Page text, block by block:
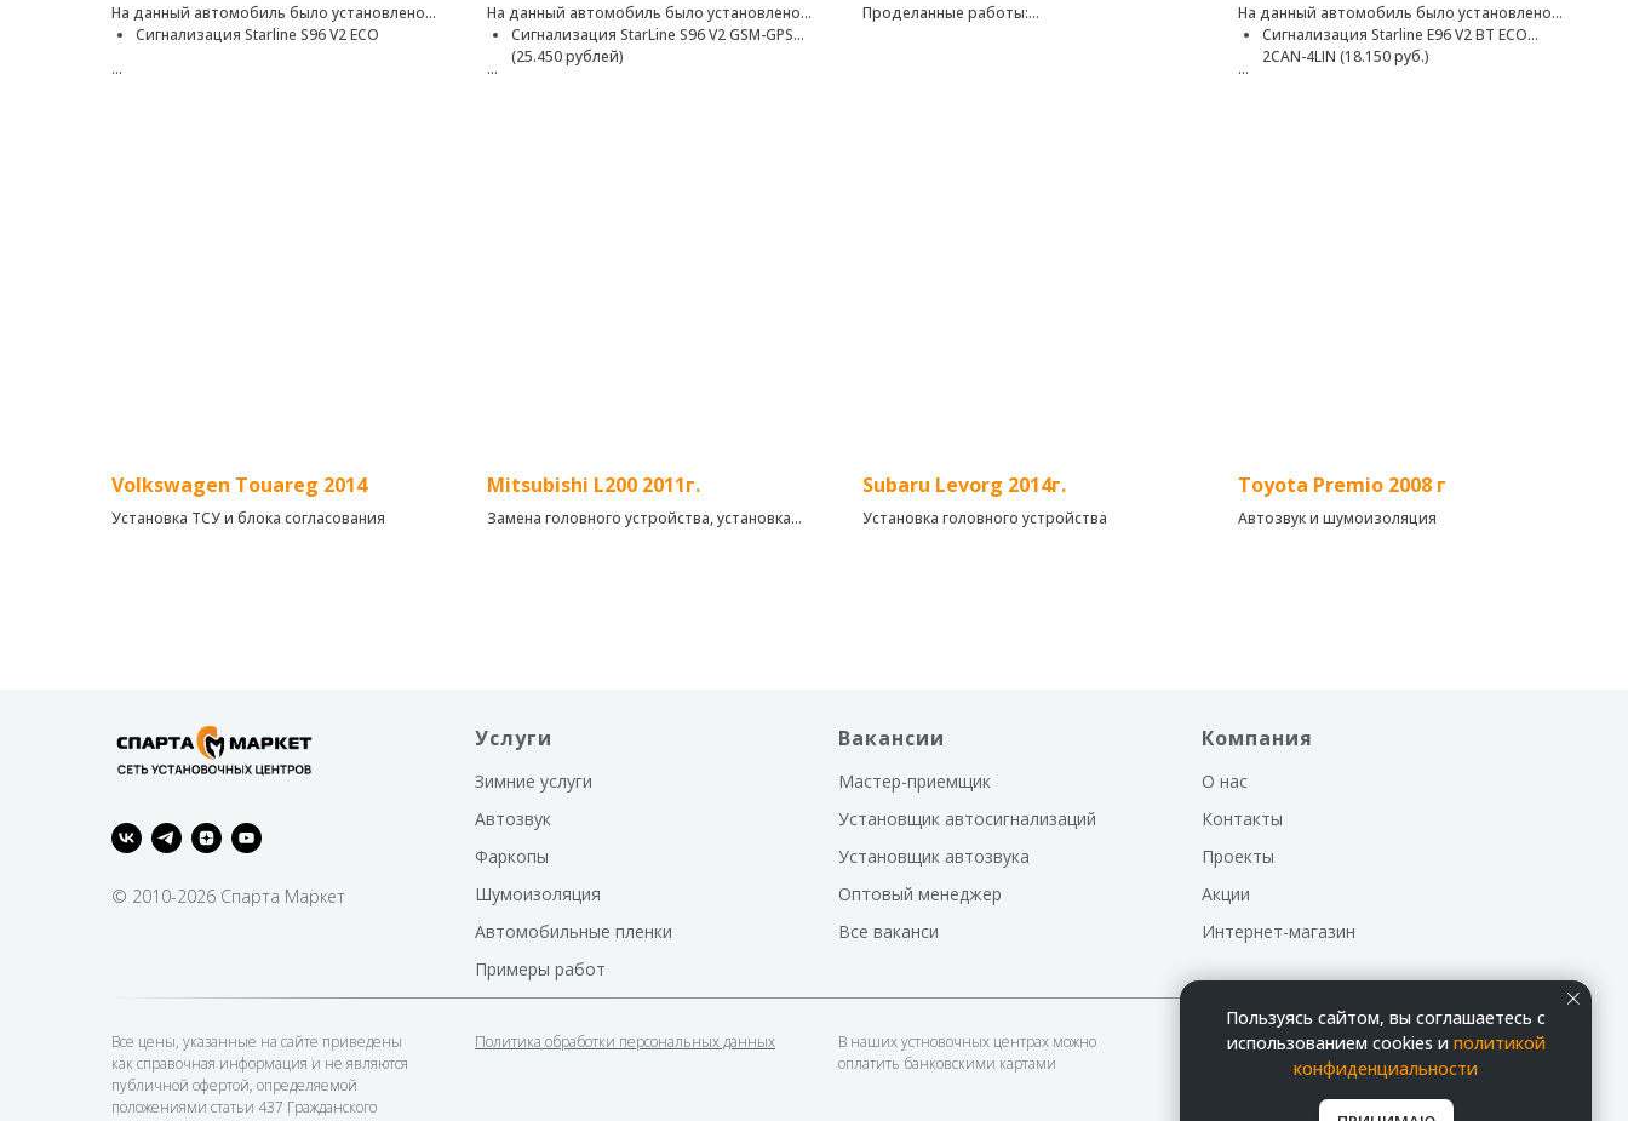
Пользуясь сайтом, вы соглашаетесь с
использованием cookies и политикой
конфиденциальности
На данный автомобиль было установлено:
Сигнализация Starline S96 V2 ЕСO
На данный автомобиль было установлено:
Сигнализация StarLine S96 V2 GSM-GPS
(25.450 рублей)
Проделанные работы:
На данный автомобиль было установлено:
Сигнализация Starline E96 V2 BT ECO
2CAN-4LIN (18.150 руб.)
Volkswagen Touareg 2014
Установка ТСУ и блока согласования
Mitsubishi L200 2011г.
Замена головного устройства, установка
Subaru Levorg 2014г.
Установка головного устройства
Toyota Premio 2008 г
Автозвук и шумоизоляция
© 2010-2026 Спарта Маркет
Услуги
Зимние услуги
Автозвук
Фаркопы
Шумоизоляция
Автомобильные пленки
Примеры работ
Вакансии
Мастер-приемщик
Установщик автосигнализаций
Установщик автозвука
Оптовый менеджер
Все ваканси
Компания
О нас
Контакты
Проекты
Акции
Интернет-магазин
Все цены, указанные на сайте приведены
как справочная информация и не являются
публичной офертой, определяемой
положениями статьи 437 Гражданского
Политика обработки персональных данных
В наших устновочных центрах можно
оплатить банковскими картами